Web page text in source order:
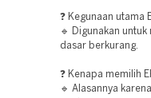
❓ Kegunaan utama
🔹 Digunakan
dasar berkurang.
❓ Kenapa memilih
🔹 Alasannya